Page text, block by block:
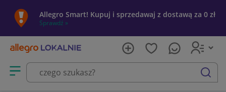
Allegro Smart! Kupuj i sprzedawaj z dostawą za 0 zł
Sprawdź »
Otwórz menu z kategoriami
szukaj